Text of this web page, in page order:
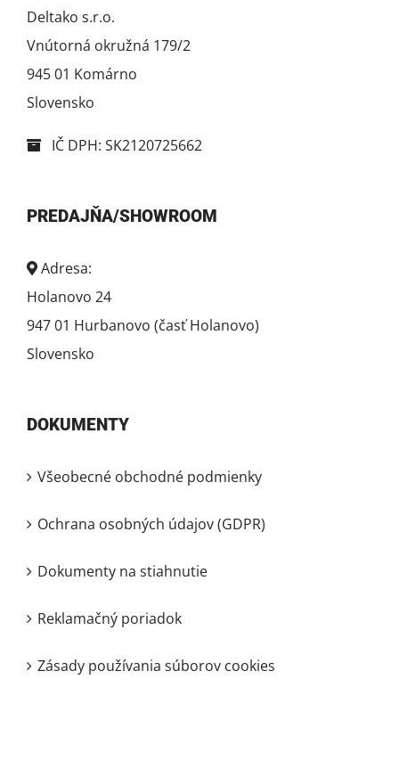
Deltako s.r.o.
Vnútorná okružná 179/2
945 01 Komárno
Slovensko
IČ DPH: SK2120725662
PREDAJŇA/SHOWROOM
Adresa:
Holanovo 24
947 01 Hurbanovo (časť Holanovo)
Slovensko
DOKUMENTY
Všeobecné obchodné podmienky
Ochrana osobných údajov (GDPR)
Dokumenty na stiahnutie
Reklamačný poriadok
Zásady používania súborov cookies